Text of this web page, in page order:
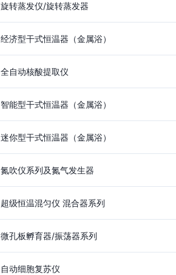
旋转蒸发仪/旋转蒸发器
经济型干式恒温器（金属浴）
全自动核酸提取仪
智能型干式恒温器（金属浴）
迷你型干式恒温器（金属浴）
氮吹仪系列及氮气发生器
超级恒温混匀仪 混合器系列
微孔板孵育器/振荡器系列
自动细胞复苏仪